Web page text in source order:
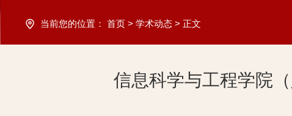
当前您的位置： 首页> 学术动态> 正文
信息科学与工程学院